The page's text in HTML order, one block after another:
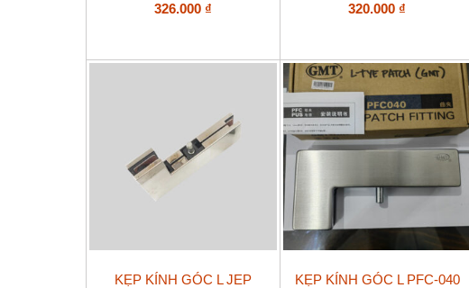
326.000 ₫ 320.000 ₫
KẸP KÍNH GÓC L JEP
KẸP KÍNH GÓC L PFC-040